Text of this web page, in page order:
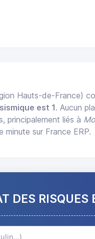
Hauts-de-France)
est 1. Aucun
principalement liés à
minute sur France ERP.
DES RISQUES